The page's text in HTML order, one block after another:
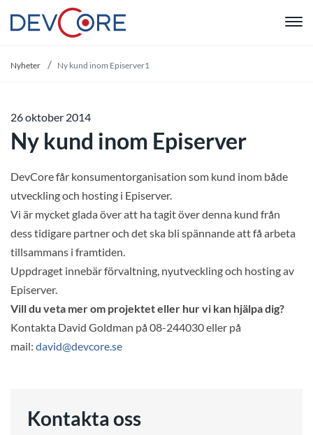
"Nyheter Ny kund inom Episerver1
26 oktober 2014
Ny kund inom Episerver
DevCore får konsumentorganisation som kund inom både
utveckling och hosting i Episerver.
Vi är mycket glada över att ha tagit över denna kund från
dess tidigare partner och det ska bli spännande att få arbeta
tillsammans i framtiden.
Uppdraget innebär förvaltning, nyutveckling och hosting av
Episerver.
Vill du veta mer om projektet eller hur vi kan hjälpa dig?
Kontakta David Goldman på 08-244030 eller på
mail: david@devcore.se
Kontakta oss